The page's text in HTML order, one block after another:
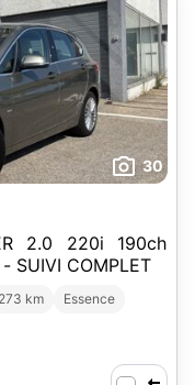
30
2.0 220i 190ch
SUIVI COMPLET
km
Essence